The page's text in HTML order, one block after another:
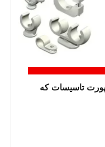
تاسیسات که